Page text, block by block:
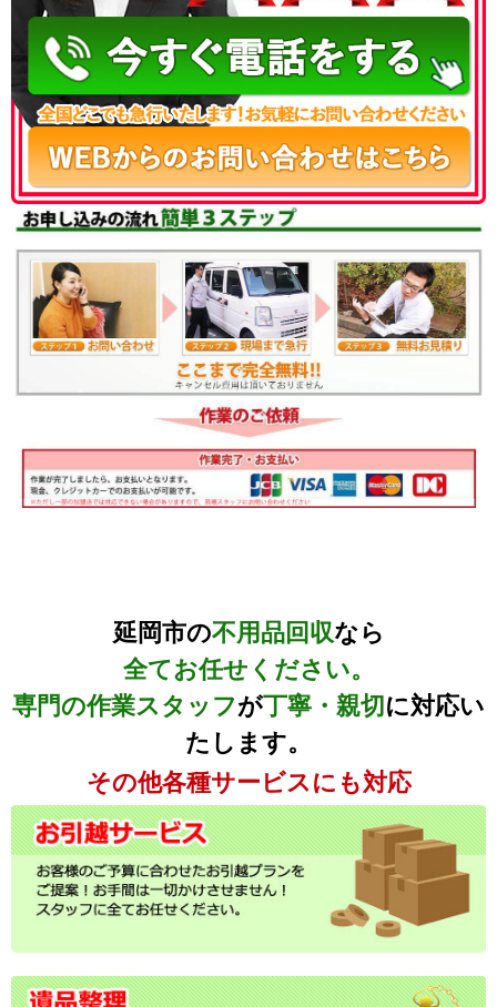
延岡市の不用品回収なら
全てお任せください。
専門の作業スタッフが丁寧・親切 に対応い
たします。
その他各種サービスにも対応